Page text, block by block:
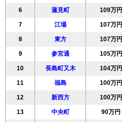
6 蓮見町 109万円
7 江場 107万円
8 東方 107万円
9 参宮通 105万円
10 長島町又木 104万円
11 福島 100万円
12 新西方 100万円
13 中央町 90万円